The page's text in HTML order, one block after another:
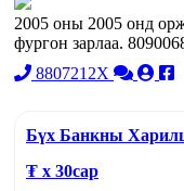
2005 оны 2005 онд
фургон зарлаа.
8807212X
Бүх Банкны
₮ x 30сар